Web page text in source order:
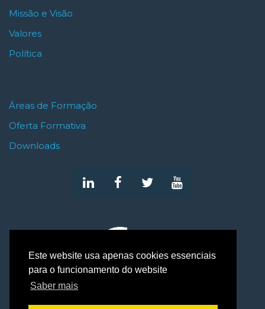
Este website usa apenas cookies essenciais
para o funcionamento do website
Saber mais
Missão e Visão
Valores
Política
Áreas de Formação
Oferta Formativa
Downloads